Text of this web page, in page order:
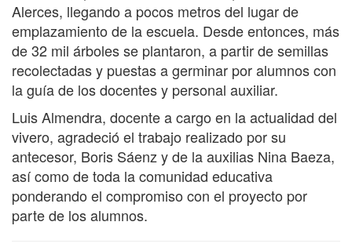
Alerces, llegando a pocos metros del lugar de
emplazamiento de la escuela. Desde entonces, más
de 32 mil árboles se plantaron, a partir de semillas
recolectadas y puestas a germinar por alumnos con
la guía de los docentes y personal auxiliar.
Luis Almendra, docente a cargo en la actualidad del
vivero, agradeció el trabajo realizado por su
antecesor, Boris Sáenz y de la auxilias Nina Baeza,
así como de toda la comunidad educativa
ponderando el compromiso con el proyecto por
parte de los alumnos.